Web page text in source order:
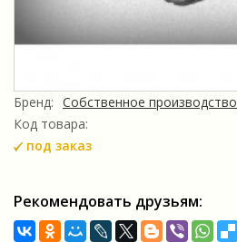
Бренд: Собственное производство
Код товара:
под заказ
Рекомендовать друзьям: